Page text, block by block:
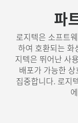
솔
파
로지텍은 소프트
하여 호환되는 화
지텍은 뛰어난 사
배포가 가능한
집중합니다. 로지